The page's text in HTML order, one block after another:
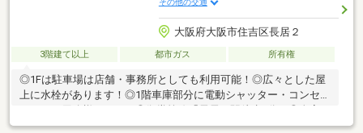
その他の交通
大阪府大阪市住吉区長居２
3階建て以上 都市ガス 所有権
◎1Fは駐車場は店舗・事務所としても利用可能！◎広々とした屋
上に水栓があります！◎1階車庫部分に電動シャッター・コンセン
アコン付き！マイホームの購入は大きなイベントの一つです。大